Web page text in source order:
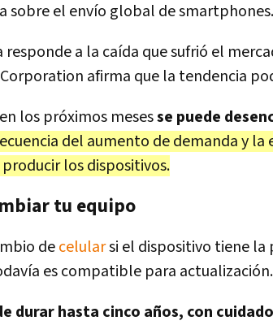
sobre el envío global de smartphones.
a la caída que sufrió el
afirma que la tendencia
los próximos mesesse puede
del aumento de demanda y la
los dispositivos.
tu equipo
decelularsi el dispositivo tiene la
es compatible para actualización.
durar hasta cinco años, con